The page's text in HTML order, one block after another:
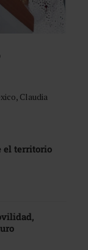
Claudia
el territorio